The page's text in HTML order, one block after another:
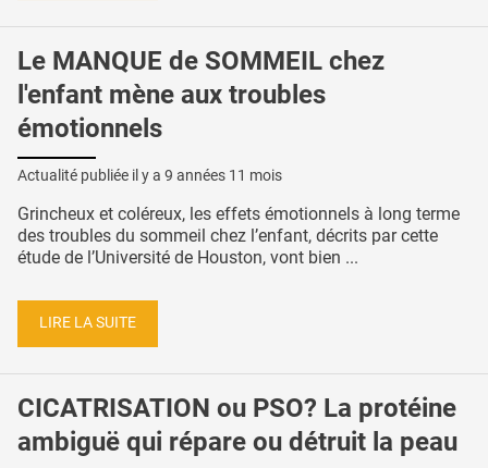
Le MANQUE de SOMMEIL chez
l'enfant mène aux troubles
émotionnels
Actualité publiée il y a 9 années 11 mois
Grincheux et coléreux, les effets émotionnels à long terme
des troubles du sommeil chez l’enfant, décrits par cette
étude de l’Université de Houston, vont bien ...
LIRE LA SUITE
CICATRISATION ou PSO? La protéine
ambiguë qui répare ou détruit la peau